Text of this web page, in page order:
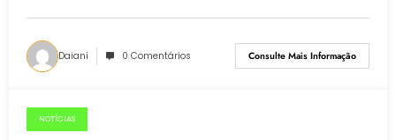
solidária no Brasil
Daiani 0 Comentários Consulte Mais Informação
17.06.2015
NOTÍCIAS